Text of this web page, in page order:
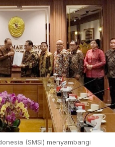
(SMSI) menyambangi